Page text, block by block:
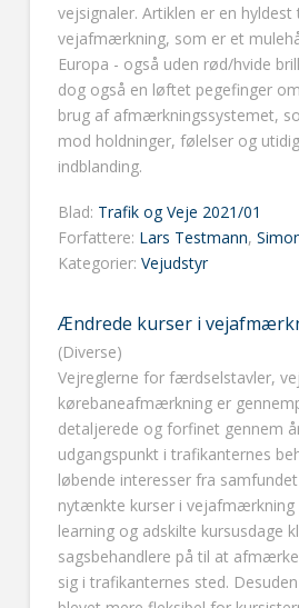
vejsignaler. Artiklen er en hyldest
vejafmærkning, som er et
Europa - også uden rød/hvide
dog også en løftet pegefinger
brug af afmærkningssystemet,
mod holdninger, følelser og
indblanding.
Blad: Trafik og Veje 2021/01
Forfattere: Lars Testmann,
Kategorier: Vejudstyr
Ændrede kurser i
(Diverse)
Vejreglerne for færdselstavler,
kørebaneafmærkning er
detaljerede og forfinet gennem
udgangspunkt i trafikanternes
løbende interesser fra
nytænkte kurser i vejafmærkning
learning og adskilte kursusdage
sagsbehandlere på til at
sig i trafikanternes sted.